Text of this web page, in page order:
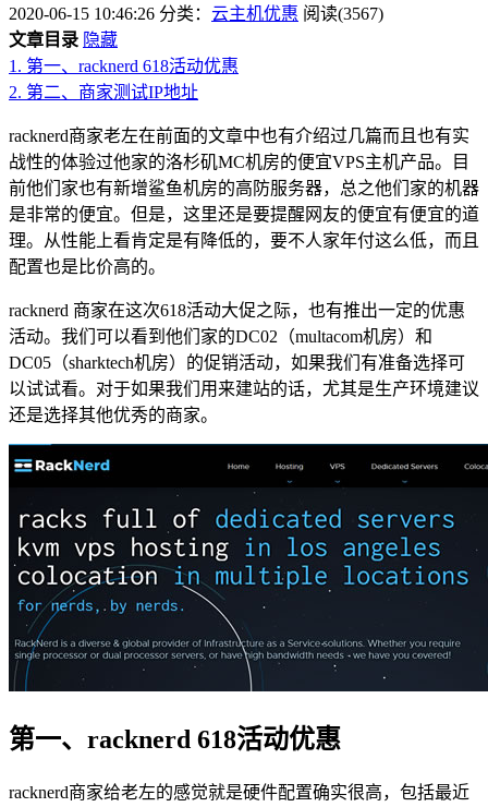
2020-06-15 10:46:26 分类： 云主机优惠 阅读(3567)
文章目录 隐藏
1. 第一、racknerd 618活动优惠
2. 第二、商家测试IP地址
racknerd商家老左在前面的文章中也有介绍过几篇而且也有实
战性的体验过他家的洛杉矶MC机房的便宜VPS主机产品。目
前他们家也有新增鲨鱼机房的高防服务器，总之他们家的机器
是非常的便宜。但是，这里还是要提醒网友的便宜有便宜的道
理。从性能上看肯定是有降低的，要不人家年付这么低，而且
配置也是比价高的。
racknerd 商家在这次618活动大促之际，也有推出一定的优惠
活动。我们可以看到他们家的DC02（multacom机房）和
DC05（sharktech机房）的促销活动，如果我们有准备选择可
以试试看。对于如果我们用来建站的话，尤其是生产环境建议
还是选择其他优秀的商家。
第一、racknerd 618活动优惠
racknerd商家给老左的感觉就是硬件配置确实很高，包括最近